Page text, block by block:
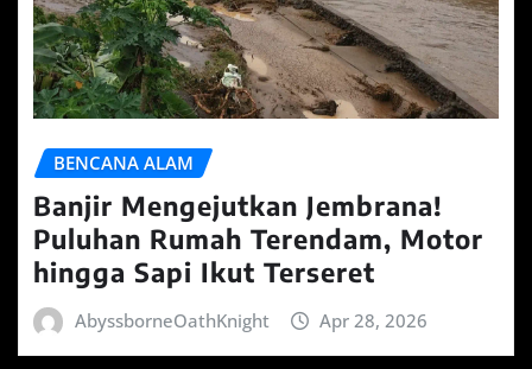
BENCANA ALAM
Banjir Mengejutkan Jembrana!
Puluhan Rumah Terendam, Motor
hingga Sapi Ikut Terseret
AbyssborneOathKnight Apr 28, 2026